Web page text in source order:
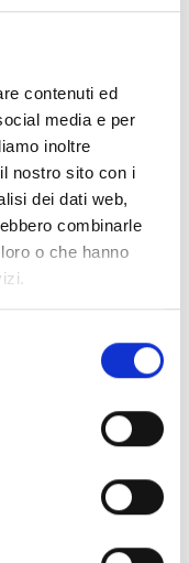
contenuti ed
media e per
inoltre
nostro sito con i
dei dati web,
combinarle
o che hanno
il sito web
e le
attenzione (Cfr.
Contatta
ai